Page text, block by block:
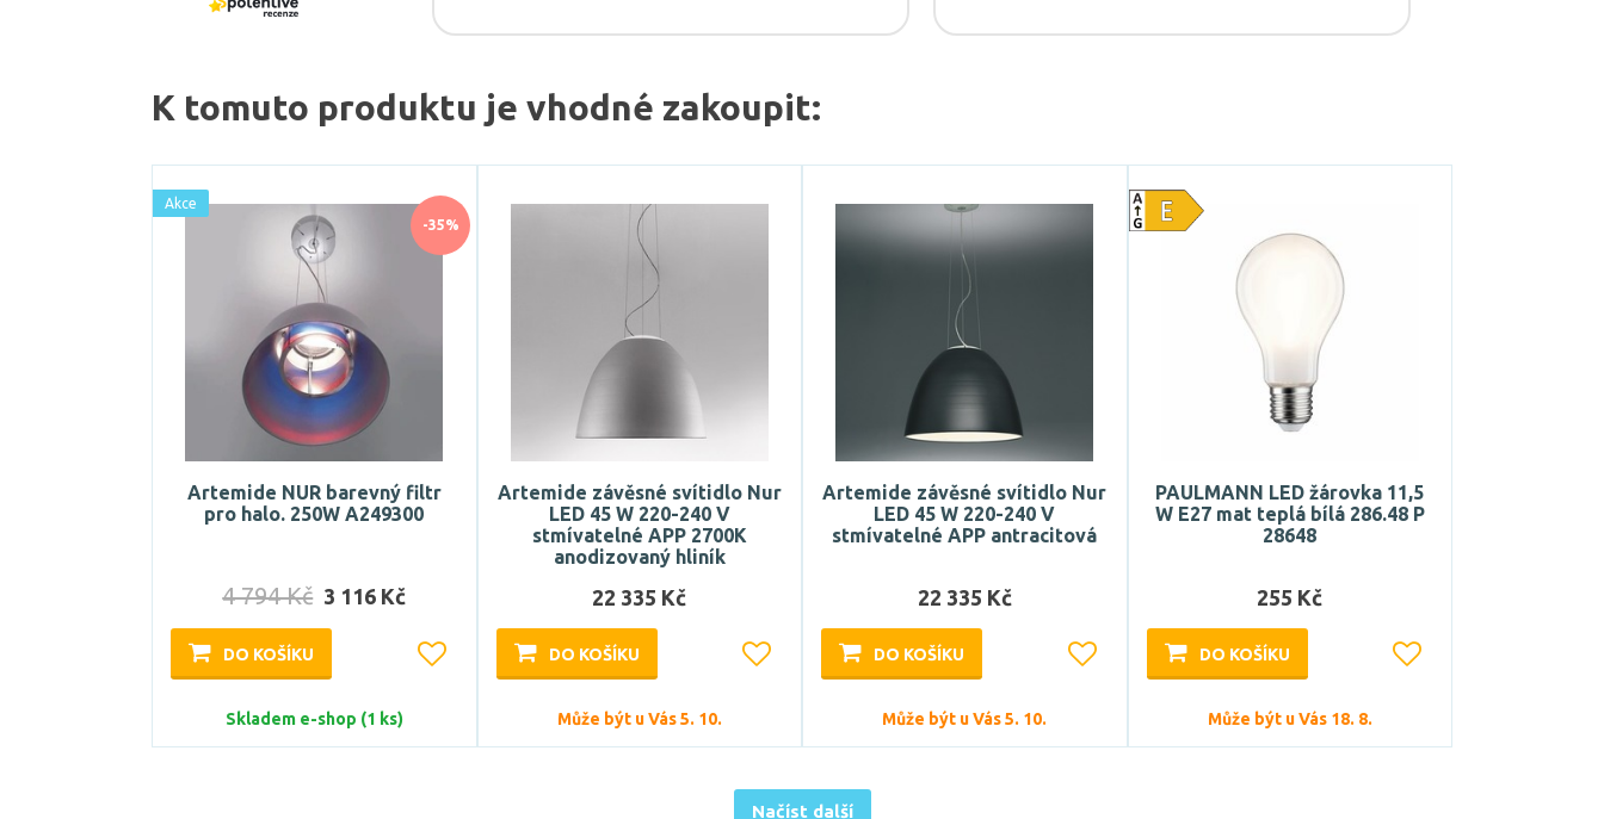
K tomuto produktu je vhodné zakoupit:
-35%
Akce
Artemide NUR barevný filtr
pro halo. 250W A249300
4 794 Kč 3 116 Kč
DO KOŠÍKU
Skladem e-shop (1 ks)
Artemide závěsné svítidlo Nur
LED 45 W 220-240 V
stmívatelné APP 2700K
anodizovaný hliník
22 335 Kč
DO KOŠÍKU
Může být u Vás 5. 10.
Artemide závěsné svítidlo Nur
LED 45 W 220-240 V
stmívatelné APP antracitová
22 335 Kč
DO KOŠÍKU
Může být u Vás 5. 10.
PAULMANN LED žárovka 11,5
W E27 mat teplá bílá 286.48 P
28648
255 Kč
DO KOŠÍKU
Může být u Vás 18. 8.
Načíst další